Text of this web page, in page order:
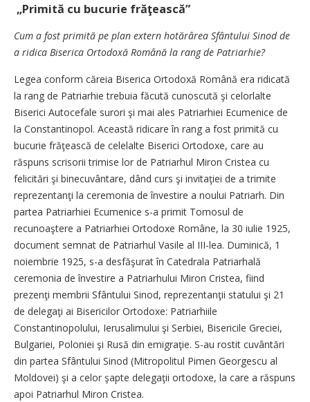
„Primită cu bucurie frăţească”
Cum a fost primită pe plan extern hotărârea Sfântului Sinod de
a ridica Biserica Ortodoxă Română la rang de Patriarhie?
Legea conform căreia Biserica Ortodoxă Română era ridicată
la rang de Patriarhie trebuia făcută cunoscută şi celorlalte
Biserici Autocefale surori şi mai ales Patriarhiei Ecumenice de
la Constantinopol. Această ridicare în rang a fost primită cu
bucurie frăţească de celelalte Biserici Ortodoxe, care au
răspuns scrisorii trimise lor de Patriarhul Miron Cristea cu
felicitări şi binecuvântare, dând curs şi invitaţiei de a trimite
reprezentanţi la ceremonia de învestire a noului Patriarh. Din
partea Patriarhiei Ecumenice s-a primit Tomosul de
recunoaştere a Patriarhiei ­Ortodoxe Române, la 30 iulie 1925,
document semnat de Patriarhul Vasile al III-lea. Duminică, 1
noiembrie 1925, s-a desfăşurat în Catedrala Patriarhală
ceremonia de învestire a Patriarhului Miron Cristea, fiind
prezenţi membrii Sfântului Sinod, reprezentanţii statului şi 21
de delegaţi ai Bisericilor Ortodoxe: Patriarhiile
Constantinopolului, Ierusalimului şi Serbiei, Bisericile Greciei,
Bulgariei, Poloniei şi Rusă din emigraţie. S-au rostit cuvântări
din partea Sfântului Sinod (Mitropolitul Pimen Georgescu al
Moldovei) şi a celor şapte delegaţii ortodoxe, la care a răspuns
apoi Patriarhul Miron Cristea.